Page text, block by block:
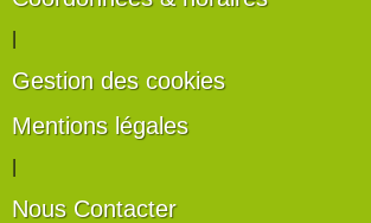
Gestion des cookies
Mentions légales
Nous Contacter